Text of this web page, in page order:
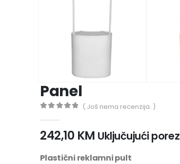
Panel
( Još nema recenzija. )
242,10 KM Uključujući porez
Plastični reklamni pult